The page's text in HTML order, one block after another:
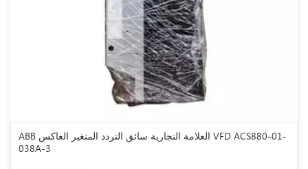
ABB العلامة التجارية سائق التردد المتغير العاكس VFD ACS880-01-
038A-3